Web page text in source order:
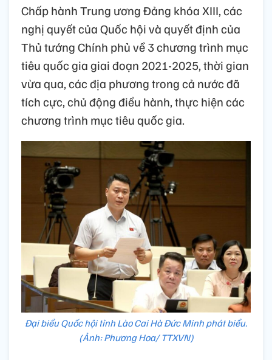
Chấp hành Trung ương Đảng khóa XIII, các
nghị quyết của Quốc hội và quyết định của
Thủ tướng Chính phủ về 3 chương trình mục
tiêu quốc gia giai đoạn 2021-2025, thời gian
vừa qua, các địa phương trong cả nước đã
tích cực, chủ động điều hành, thực hiện các
chương trình mục tiêu quốc gia.
Đại biểu Quốc hội tỉnh Lào Cai Hà Đức Minh phát biểu.
(Ảnh: Phương Hoa/ TTXVN)